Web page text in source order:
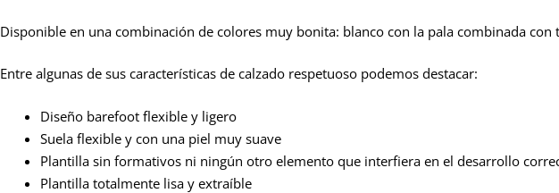
Disponible en una combinación de colores muy bonita: blanco con la pala combinada
Entre algunas de sus características de calzado respetuoso podemos destacar:
Diseño barefoot flexible y ligero
Suela flexible y con una piel muy suave
Plantilla sin formativos ni ningún otro elemento que interfiera en el desarrollo
Plantilla totalmente lisa y extraíble